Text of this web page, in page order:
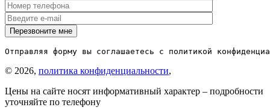
Отправляя форму вы соглашаетесь с политикой
© 2026, политика конфиденциальности,
Цены на сайте носят информативный характер – подробности
уточняйте по телефону